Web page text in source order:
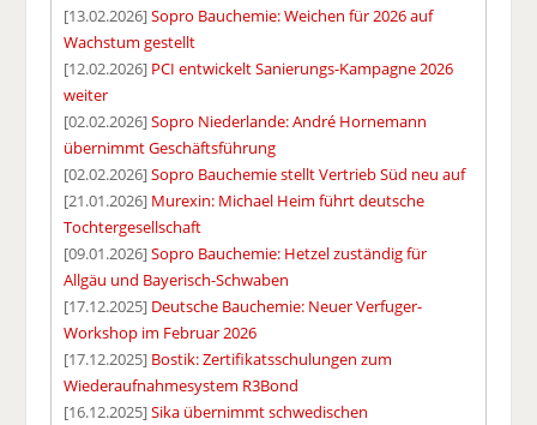
[13.02.2026]Sopro Bauchemie: Weichen für 2026 auf
Wachstum gestellt
[12.02.2026] PCI entwickelt Sanierungs-Kampagne 2026
weiter
[02.02.2026]Sopro Niederlande: André Hornemann
übernimmt Geschäftsführung
[02.02.2026]Sopro Bauchemie stellt Vertrieb Süd neu auf
[21.01.2026] Murexin: Michael Heim führt deutsche
Tochtergesellschaft
[09.01.2026]Sopro Bauchemie: Hetzel zuständig für
Allgäu und Bayerisch-Schwaben
[17.12.2025] Deutsche Bauchemie: Neuer Verfuger-
Workshop im Februar 2026
[17.12.2025] Bostik: Zertifikatsschulungen zum
Wiederaufnahmesystem R3Bond
[16.12.2025]Sika übernimmt schwedischen